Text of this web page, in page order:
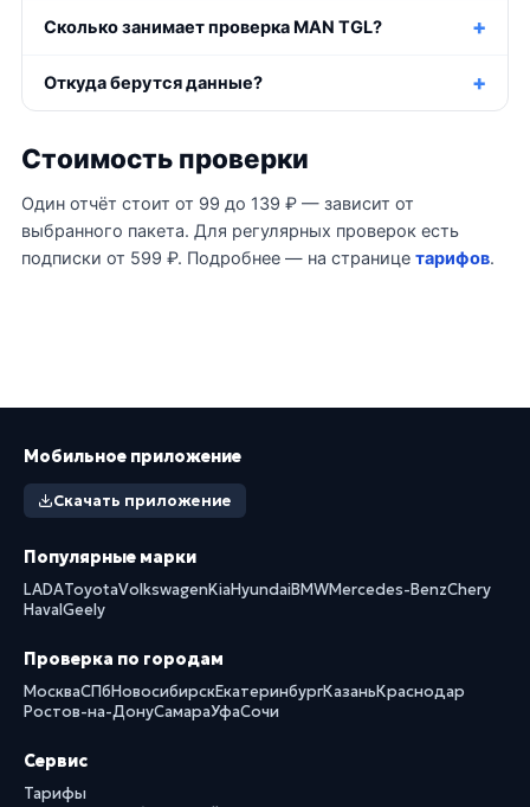
Сколько занимает проверка MAN TGL?
Откуда берутся данные?
Стоимость проверки
Один отчёт стоит от 99 до 139 ₽ — зависит от
выбранного пакета. Для регулярных проверок есть
подписки от 599 ₽. Подробнее — на странице тарифов.
Мобильное приложение
Скачать приложение
Популярные марки
LADAToyotaVolkswagenKiaHyundaiBMWMercedes-BenzChery
HavalGeely
Проверка по городам
МоскваСПбНовосибирскЕкатеринбургКазаньКраснодар
Ростов-на-ДонуСамараУфаСочи
Сервис
Тарифы